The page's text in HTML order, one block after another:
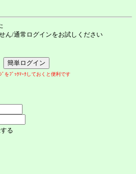
ん/通常ログインをお試しください
ﾞをﾌﾞｯｸﾏｰｸしておくと便利です
る